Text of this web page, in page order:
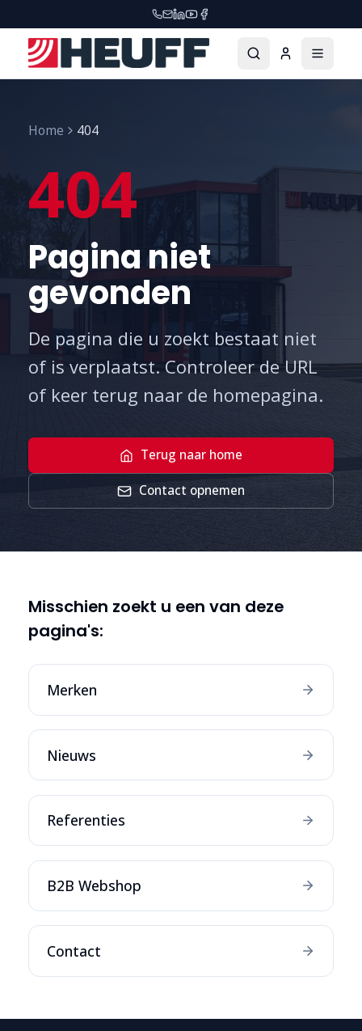
Home 404
404
Pagina niet
gevonden
De pagina die u zoekt bestaat niet
of is verplaatst. Controleer de URL
of keer terug naar de homepagina.
Terug naar home
Contact opnemen
Misschien zoekt u een van deze
pagina's:
Merken
Nieuws
Referenties
B2B Webshop
Contact